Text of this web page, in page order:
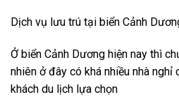
Dịch vụ lưu trú tại biển Cảnh
Ở biển Cảnh Dương hiện nay thì
nhiên ở đây có khá nhiều nhà
khách du lịch lựa chọn